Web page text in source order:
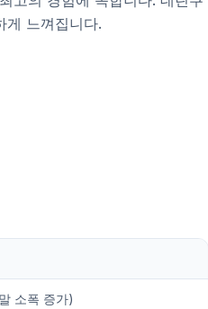
게 느껴집니다.
소폭 증가)